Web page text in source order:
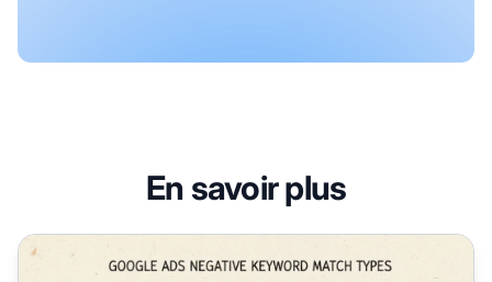
En savoir plus
Les mots clés négatifs sont-ils en correspondance